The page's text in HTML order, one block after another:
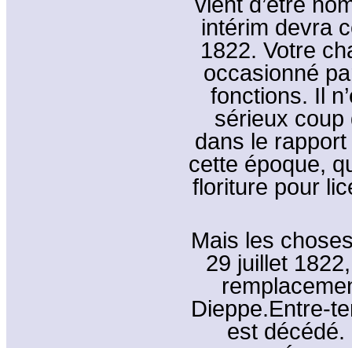
intérim devra
1822. Votre
occasionné
fonctions. Il
sérieux coup
dans le
cette époque,
floriture pour
Mais les
29 juillet
Dieppe.Entre-
est